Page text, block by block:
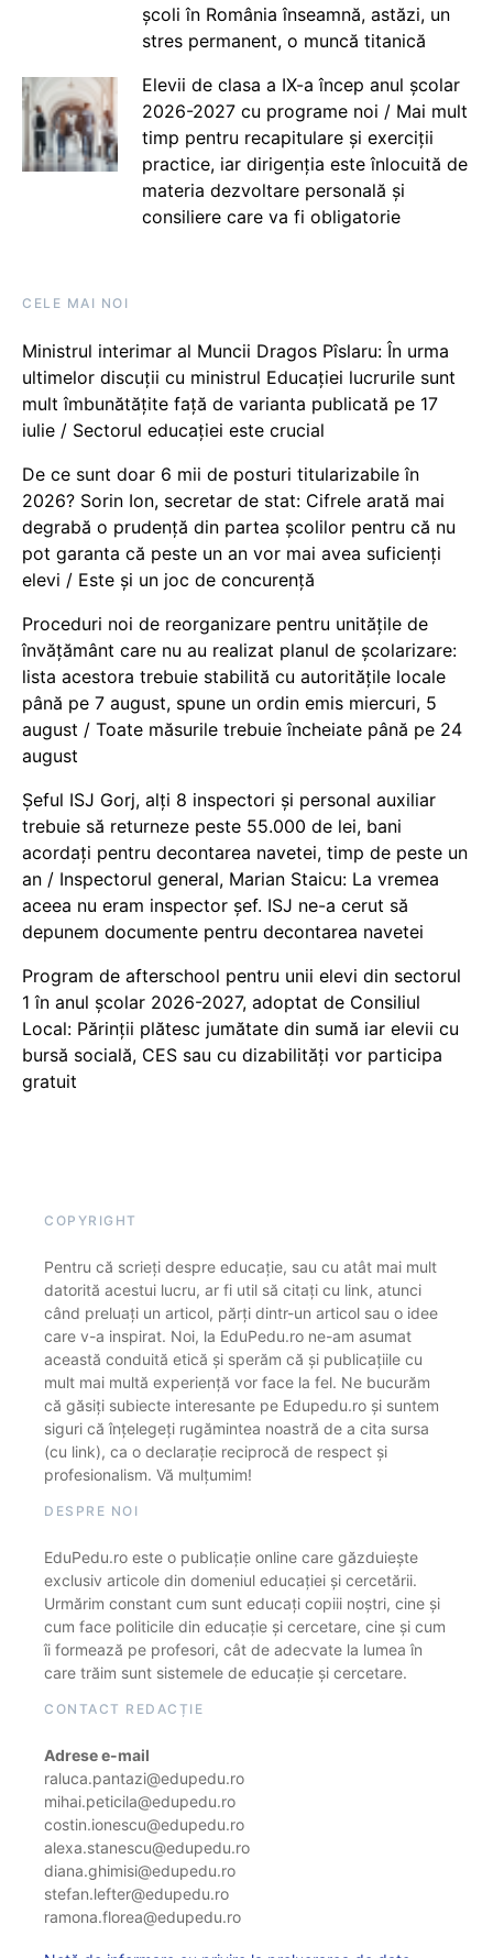
școli în România înseamnă, astăzi, un
stres permanent, o muncă titanică
Elevii de clasa a IX-a încep anul școlar
2026-2027 cu programe noi / Mai mult
timp pentru recapitulare și exerciții
practice, iar dirigenția este înlocuită de
materia dezvoltare personală și
consiliere care va fi obligatorie
CELE MAI NOI
Ministrul interimar al Muncii Dragos Pîslaru: În urma
ultimelor discuții cu ministrul Educației lucrurile sunt
mult îmbunătățite față de varianta publicată pe 17
iulie / Sectorul educației este crucial
De ce sunt doar 6 mii de posturi titularizabile în
2026? Sorin Ion, secretar de stat: Cifrele arată mai
degrabă o prudență din partea școlilor pentru că nu
pot garanta că peste un an vor mai avea suficienți
elevi / Este și un joc de concurență
Proceduri noi de reorganizare pentru unitățile de
învățământ care nu au realizat planul de școlarizare:
lista acestora trebuie stabilită cu autoritățile locale
până pe 7 august, spune un ordin emis miercuri, 5
august / Toate măsurile trebuie încheiate până pe 24
august
Șeful ISJ Gorj, alți 8 inspectori și personal auxiliar
trebuie să returneze peste 55.000 de lei, bani
acordați pentru decontarea navetei, timp de peste un
an / Inspectorul general, Marian Staicu: La vremea
aceea nu eram inspector șef. ISJ ne-a cerut să
depunem documente pentru decontarea navetei
Program de afterschool pentru unii elevi din sectorul
1 în anul școlar 2026-2027, adoptat de Consiliul
Local: Părinții plătesc jumătate din sumă iar elevii cu
bursă socială, CES sau cu dizabilităţi vor participa
gratuit
COPYRIGHT
Pentru că scrieți despre educație, sau cu atât mai mult
datorită acestui lucru, ar fi util să citați cu link, atunci
când preluați un articol, părți dintr-un articol sau o idee
care v-a inspirat. Noi, la EduPedu.ro ne-am asumat
această conduită etică și sperăm că și publicațiile cu
mult mai multă experiență vor face la fel. Ne bucurăm
că găsiți subiecte interesante pe Edupedu.ro și suntem
siguri că înțelegeți rugămintea noastră de a cita sursa
(cu link), ca o declarație reciprocă de respect și
profesionalism. Vă mulțumim!
DESPRE NOI
EduPedu.ro este o publicație online care găzduiește
exclusiv articole din domeniul educației și cercetării.
Urmărim constant cum sunt educați copiii noștri, cine și
cum face politicile din educație și cercetare, cine și cum
îi formează pe profesori, cât de adecvate la lumea în
care trăim sunt sistemele de educație și cercetare.
CONTACT REDACȚIE
Adrese e-mail
raluca.pantazi@edupedu.ro
mihai.peticila@edupedu.ro
costin.ionescu@edupedu.ro
alexa.stanescu@edupedu.ro
diana.ghimisi@edupedu.ro
stefan.lefter@edupedu.ro
ramona.florea@edupedu.ro